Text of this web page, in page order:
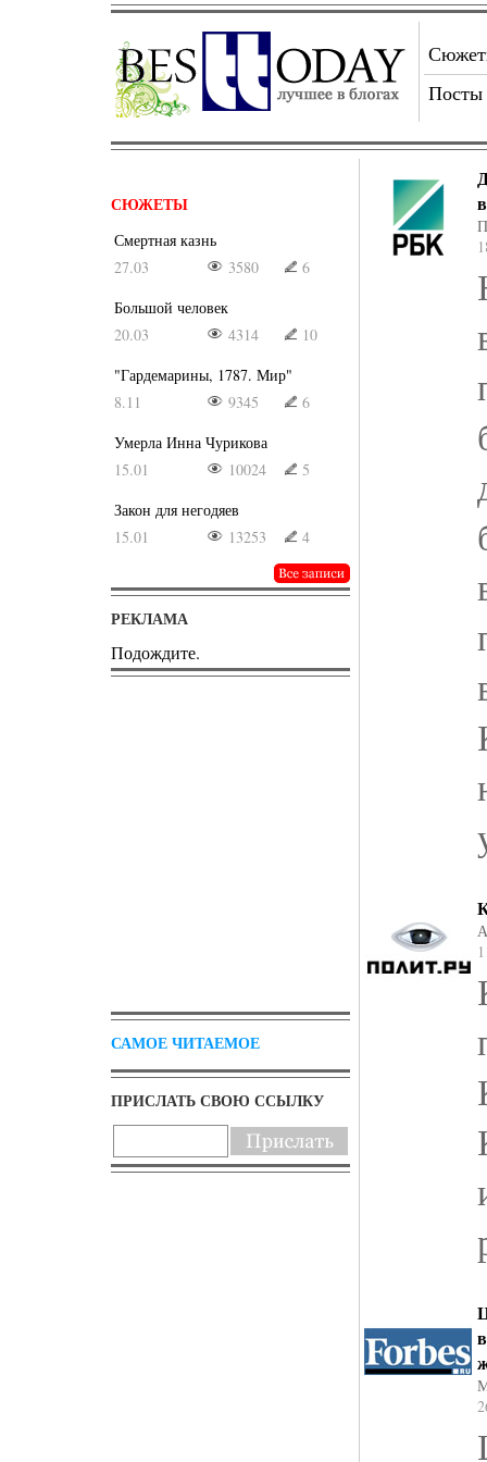
Посты
СЮЖЕТЫ
Смертная казнь
27.03
3580
6
Большой человек
20.03
4314
10
"Гардемарины, 1787. Мир"
8.11
9345
6
Умерла Инна Чурикова
15.01
10024
5
Закон для негодяев
15.01
13253 4
РЕКЛАМА
Подождите.
САМОЕ ЧИТАЕМОЕ
ПРИСЛАТЬ СВОЮ ССЫЛКУ